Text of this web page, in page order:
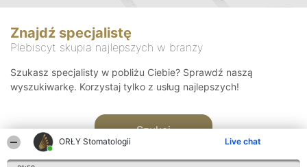
ORŁY Stomatologii Live chat
Znajdź specjalistę
Plebiscyt skupia najlepszych w branży
Szukasz specjalisty w pobliżu Ciebie? Sprawdź naszą
wyszukiwarkę. Korzystaj tylko z usług najlepszych!
Szukaj